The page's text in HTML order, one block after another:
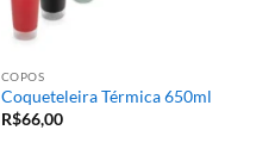
COPOS
Coqueteleira Térmica 650ml
R$66,00